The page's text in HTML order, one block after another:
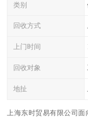
类别
回收方式
上门时间
回收对象
地扯
上海东时贸易有限公司